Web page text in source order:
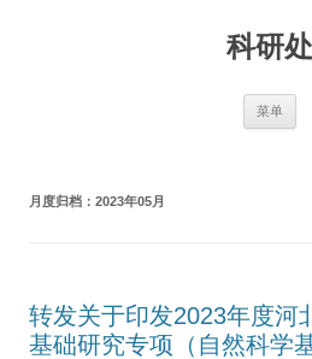
科研处
菜单
月度归档： 2023年05月
转发关于印发2023年度河
基础研究专项（自然科学